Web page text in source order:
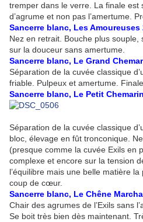
tremper dans le verre. La finale est
d’agrume et non pas l’amertume.
Sancerre blanc, Les Amoureuses
Nez en retrait. Bouche plus
sur la douceur sans amertume.
Sancerre blanc, Le Grand
Séparation de la cuvée classique
friable. Pulpeux et amertume.
Sancerre blanc, Le Petit
Séparation de la cuvée classique
bloc, élevage en fût tronconique.
(presque comme la cuvée Exils en
complexe et encore sur la tension
l’équilibre mais une belle matière
coup de cœur.
Sancerre blanc, Le Chêne
Chair des agrumes de l’Exils sans
Se boit très bien dès maintenant.